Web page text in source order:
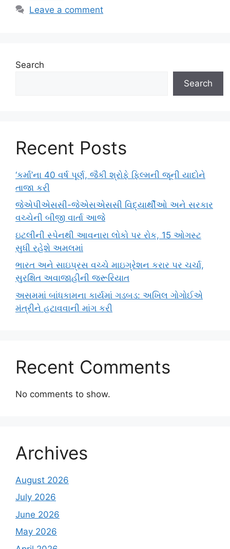
Leave a comment
Search
Search
Recent Posts
‘કર્મા’ના 40 વર્ષ પૂર્ણ, જૈકી શ્રોફે ફિલ્મની જૂની યાદોને
તાજા કરી
જેએપીએસસી-જેએસએસસી વિદ્યાર્થીઓ અને સરકાર
વચ્ચેની બીજી વાર્તા આજે
ઇટલીની સ્પેનથી આવનારા લોકો પર રોક, 15 ઓગસ્ટ
સુધી રહેશે અમલમાં
ભારત અને સાઇપ્રસ વચ્ચે માઇગ્રેશન કરાર પર ચર્ચા,
સુરક્ષિત અવાજાહીની જરૂરિયાત
અસમમાં બાંધકામના કાર્યમાં ગડબડ: અખિલ ગોગોઈએ
મંત્રીને હટાવવાની માંગ કરી
Recent Comments
No comments to show.
Archives
August 2026
July 2026
June 2026
May 2026